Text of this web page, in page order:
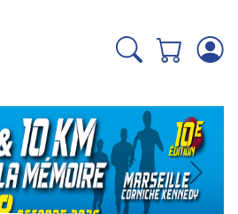
Suivant